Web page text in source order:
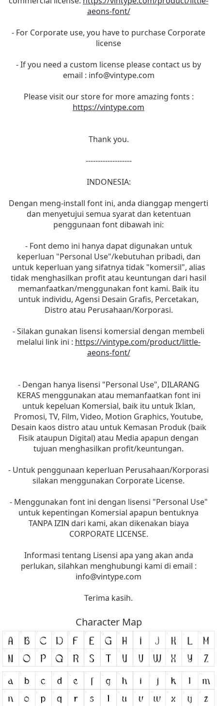
aeons-font/
- For Corporate use, you have to purchase Corporate
license
- If you need a custom license please contact us by
email : info@vintype.com
Please visit our store for more amazing fonts :
https://vintype.com
Thank you.
-------------------
INDONESIA:
Dengan meng-install font ini, anda dianggap mengerti
dan menyetujui semua syarat dan ketentuan
penggunaan font dibawah ini:
- Font demo ini hanya dapat digunakan untuk
keperluan "Personal Use"/kebutuhan pribadi, dan
untuk keperluan yang sifatnya tidak "komersil", alias
tidak menghasilkan profit atau keuntungan dari hasil
memanfaatkan/menggunakan font kami. Baik itu
untuk individu, Agensi Desain Grafis, Percetakan,
Distro atau Perusahaan/Korporasi.
- Silakan gunakan lisensi komersial dengan membeli
melalui link ini : https://vintype.com/product/little-
aeons-font/
- Dengan hanya lisensi "Personal Use", DILARANG
KERAS menggunakan atau memanfaatkan font ini
untuk kepeluan Komersial, baik itu untuk Iklan,
Promosi, TV, Film, Video, Motion Graphics, Youtube,
Desain kaos distro atau untuk Kemasan Produk (baik
Fisik ataupun Digital) atau Media apapun dengan
tujuan menghasilkan profit/keuntungan.
- Untuk penggunaan keperluan Perusahaan/Korporasi
silakan menggunakan Corporate License.
- Menggunakan font ini dengan lisensi "Personal Use"
untuk kepentingan Komersial apapun bentuknya
TANPA IZIN dari kami, akan dikenakan biaya
CORPORATE LICENSE.
Informasi tentang Lisensi apa yang akan anda
perlukan, silahkan menghubungi kami di email :
info@vintype.com
Terima kasih.
Character Map